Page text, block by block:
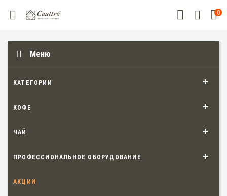
0
Меню
КАТЕГОРИИ
КОФЕ
ЧАЙ
ПРОФЕССИОНАЛЬНОЕ ОБОРУДОВАНИЕ
АКЦИИ